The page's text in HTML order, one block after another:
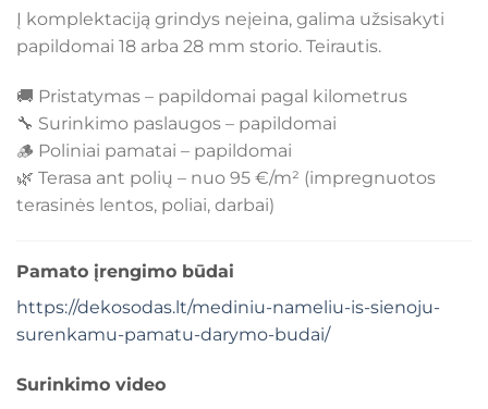
Į komplektaciją grindys neįeina, galima užsisakyti
papildomai 18 arba 28 mm storio. Teirautis.
🚚 Pristatymas – papildomai pagal kilometrus
🔧 Surinkimo paslaugos – papildomai
🪵 Poliniai pamatai – papildomai
🌿 Terasa ant polių – nuo 95 €/m² (impregnuotos
terasinės lentos, poliai, darbai)
Pamato įrengimo būdai
https://dekosodas.lt/mediniu-nameliu-is-sienoju-
surenkamu-pamatu-darymo-budai/
Surinkimo video